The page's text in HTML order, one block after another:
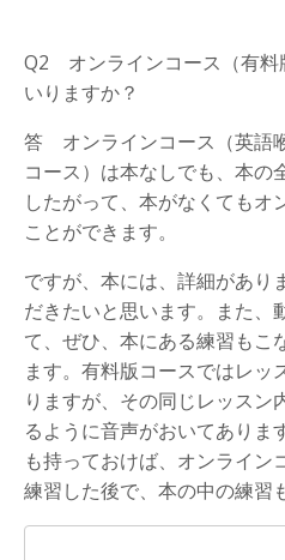
Q2 オンラインコース（有料
いりますか？
答 オンラインコース（英語
コース）は本なしでも、本の
したがって、本がなくてもオ
ことができます。
ですが、本には、詳細があり
だきたいと思います。また、
て、ぜひ、本にある練習もこ
ます。有料版コースではレッ
りますが、その同じレッスン
るように音声がおいてありま
も持っておけば、オンライン
練習した後で、本の中の練習